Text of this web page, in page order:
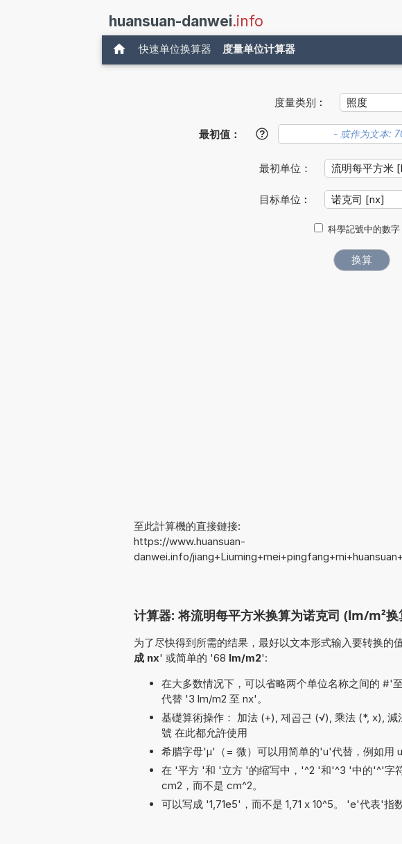
huansuan-danwei.info
快速单位换算器 度量单位计算器
度量类别︰
最初值： ?
最初单位：
目标单位︰
科學記號中的數字
至此計算機的直接鏈接:
https://www.huansuan-
danwei.info/
计算器: 将流明每平方米换算为诺克司 (lm/m²
为了尽快得到所需的结果，最好以文本形式输入要转换的
成 nx' 或简单的 '68 lm/m2':
在大多数情况下，可以省略两个单位名称之间的
代替 '3 lm/m2 至 nx'。
基礎算術操作： 加法 (+), 제곱근 (√), 乘法 (*, x),
號 在此都允許使用
希腊字母'µ'（= 微）可以用简单的'u'代替，例如用
在 '平方 '和 '立方 '的缩写中，'^2 '和'^3 '中的'^'字
cm2，而不是 cm^2。
可以写成 '1,71e5'，而不是 1,71 x 10^5。 'e'代表'指